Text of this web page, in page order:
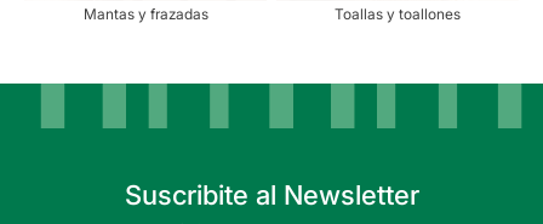
Mantas y frazadas Toallas y toallones
Suscribite al Newsletter